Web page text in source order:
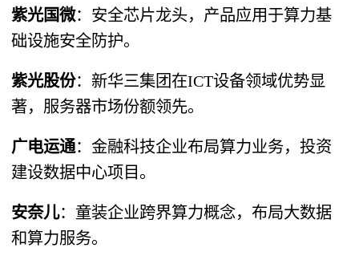
紫光国微​：安全芯片龙头，产品应用于算力基
础设施安全防护。
紫光股份​：新华三集团在ICT设备领域优势显
著，服务器市场份额领先。
广电运通​：金融科技企业布局算力业务，投资
建设数据中心项目。
安奈儿​：童装企业跨界算力概念，布局大数据
和算力服务。